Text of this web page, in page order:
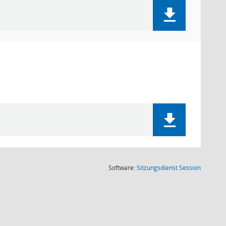
Software:SitzungsdienstSession(Wird in